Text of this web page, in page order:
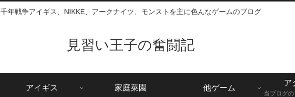
千年戦争アイギス、NIKKE、アークナイツ、モンストを主に色んなゲームのブログ
見習い王子の奮闘記
アイギス 家庭菜園 他ゲーム
ア